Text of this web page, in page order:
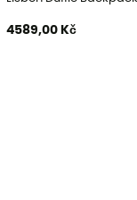
4589,00 Kč